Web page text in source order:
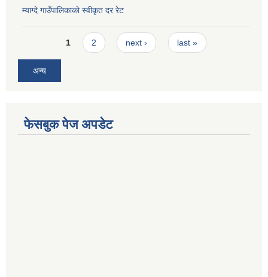
म्याग्दे गाउँपालिकाकाे स्वीकृत दर रेट
Pages1 2 next › last »
अन्य
फेसबुक पेज अपडेट